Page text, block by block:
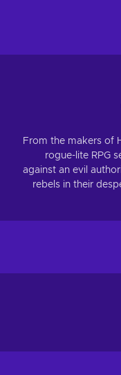
From the makers of
rogue-lite RPG
against an evil
rebels in their